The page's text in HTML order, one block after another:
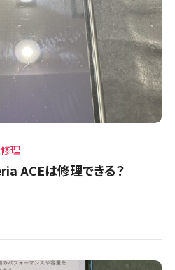
理
ACEは修理できる？